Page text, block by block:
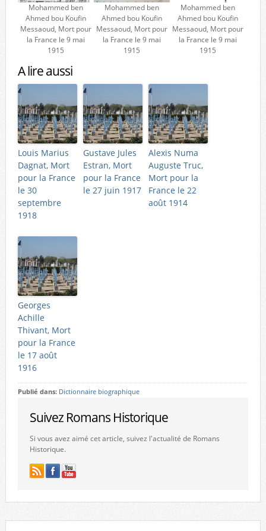
Mohammed ben
Ahmed bou Koufin
Messaoud, Mort pour
la France le 9 mai
1915
Mohammed ben
Ahmed bou Koufin
Messaoud, Mort pour
la France le 9 mai
1915
Mohammed ben
Ahmed bou Koufin
Messaoud, Mort pour
la France le 9 mai
1915
A lire aussi
Louis Marius
Dagnat, Mort
pour la France
le 30
septembre
1918
Gustave Jules
Estran, Mort
pour la France
le 27 juin 1917
Alexis Numa
Auguste Truc,
Mort pour la
France le 22
août 1914
Georges
Achille
Thivant, Mort
pour la France
le 17 août
1916
Publié dans: Dictionnaire biographique
Suivez Romans Historique
Si vous avez aimé cet article, suivez l'actualité de Romans
Historique.